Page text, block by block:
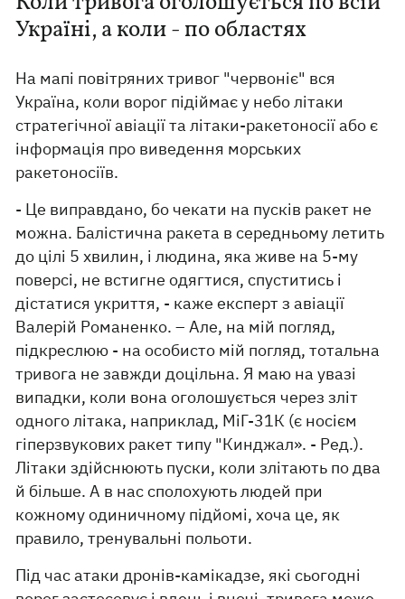
Україні, а коли - по областях
На мапі повітряних тривог "червоніє" вся
Україна, коли ворог підіймає у небо літаки
стратегічної авіації та літаки-ракетоносії або є
інформація про виведення морських
ракетоносіїв.
- Це виправдано, бо чекати на пусків ракет не
можна. Балістична ракета в середньому летить
до цілі 5 хвилин, і людина, яка живе на 5-му
поверсі, не встигне одягтися, спуститись і
дістатися укриття, - каже експерт з авіації
Валерій Романенко. – Але, на мій погляд,
підкреслюю - на особисто мій погляд, тотальна
тривога не завжди доцільна. Я маю на увазі
випадки, коли вона оголошується через зліт
одного літака, наприклад, МіГ-31К (є носієм
гіперзвукових ракет типу "Кинджал». - Ред.).
Літаки здійснюють пуски, коли злітають по два
й більше. А в нас сполохують людей при
кожному одиничному підйомі, хоча це, як
правило, тренувальні польоти.
Під час атаки дронів-камікадзе, які сьогодні